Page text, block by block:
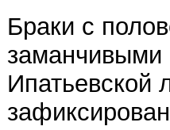
Браки с
заманчивыми
Ипатьевской